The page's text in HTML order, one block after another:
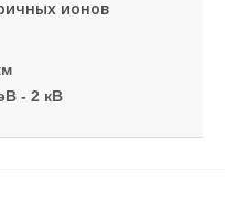
ионов
- 2 кВ